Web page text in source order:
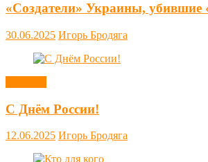
«Создатели» Украины, убившие
30.06.2025 Игорь Бродяга
С Днём России!
12.06.2025 Игорь Бродяга